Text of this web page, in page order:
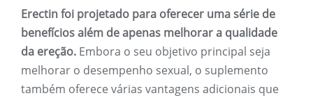
Erectin foi projetado para oferecer uma série de
benefícios além de apenas melhorar a qualidade
da ereção. Embora o seu objetivo principal seja
melhorar o desempenho sexual, o suplemento
também oferece várias vantagens adicionais que